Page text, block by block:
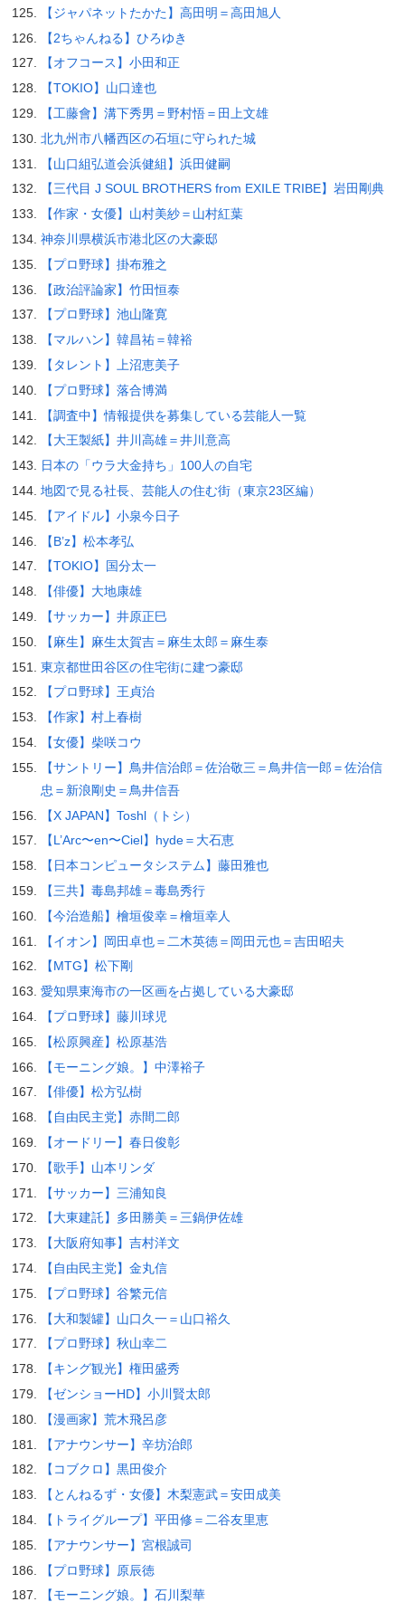
【ジャパネットたかた】高田明＝高田旭人
【2ちゃんねる】ひろゆき
【オフコース】小田和正
【TOKIO】山口達也
【工藤會】溝下秀男＝野村悟＝田上文雄
北九州市八幡西区の石垣に守られた城
【山口組弘道会浜健組】浜田健嗣
【三代目 J SOUL BROTHERS from EXILE TRIBE】岩田剛典
【作家・女優】山村美紗＝山村紅葉
神奈川県横浜市港北区の大豪邸
【プロ野球】掛布雅之
【政治評論家】竹田恒泰
【プロ野球】池山隆寛
【マルハン】韓昌祐＝韓裕
【タレント】上沼恵美子
【プロ野球】落合博満
【調査中】情報提供を募集している芸能人一覧
【大王製紙】井川高雄＝井川意高
日本の「ウラ大金持ち」100人の自宅
地図で見る社長、芸能人の住む街（東京23区編）
【アイドル】小泉今日子
【B’z】松本孝弘
【TOKIO】国分太一
【俳優】大地康雄
【サッカー】井原正巳
【麻生】麻生太賀吉＝麻生太郎＝麻生泰
東京都世田谷区の住宅街に建つ豪邸
【プロ野球】王貞治
【作家】村上春樹
【女優】柴咲コウ
【サントリー】鳥井信治郎＝佐治敬三＝鳥井信一郎＝佐治信
忠＝新浪剛史＝鳥井信吾
【X JAPAN】Toshl（トシ）
【L’Arc〜en〜Ciel】hyde＝大石恵
【日本コンピュータシステム】藤田雅也
【三共】毒島邦雄＝毒島秀行
【今治造船】檜垣俊幸＝檜垣幸人
【イオン】岡田卓也＝二木英徳＝岡田元也＝吉田昭夫
【MTG】松下剛
愛知県東海市の一区画を占拠している大豪邸
【プロ野球】藤川球児
【松原興産】松原基浩
【モーニング娘。】中澤裕子
【俳優】松方弘樹
【自由民主党】赤間二郎
【オードリー】春日俊彰
【歌手】山本リンダ
【サッカー】三浦知良
【大東建託】多田勝美＝三鍋伊佐雄
【大阪府知事】吉村洋文
【自由民主党】金丸信
【プロ野球】谷繁元信
【大和製罐】山口久一＝山口裕久
【プロ野球】秋山幸二
【キング観光】権田盛秀
【ゼンショーHD】小川賢太郎
【漫画家】荒木飛呂彦
【アナウンサー】辛坊治郎
【コブクロ】黒田俊介
【とんねるず・女優】木梨憲武＝安田成美
【トライグループ】平田修＝二谷友里恵
【アナウンサー】宮根誠司
【プロ野球】原辰徳
【モーニング娘。】石川梨華